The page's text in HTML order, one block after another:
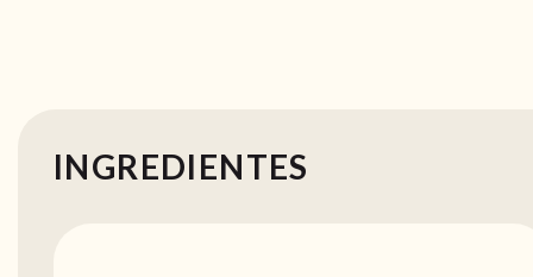
INGREDIENTES